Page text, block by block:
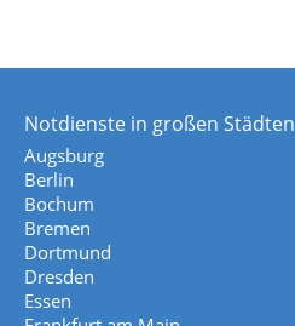
Notdienste in großen Städten
Augsburg
Berlin
Bochum
Bremen
Dortmund
Dresden
Essen